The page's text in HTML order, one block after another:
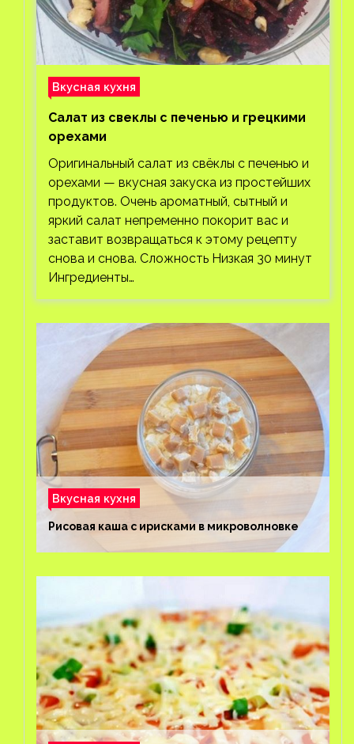
Вкусная кухня
Салат из свеклы с печенью и грецкими
орехами
Оригинальный салат из свёклы с печенью и
орехами — вкусная закуска из простейших
продуктов. Очень ароматный, сытный и
яркий салат непременно покорит вас и
заставит возвращаться к этому рецепту
снова и снова. Сложность Низкая 30 минут
Ингредиенты…
Вкусная кухня
Рисовая каша с ирисками в микроволновке